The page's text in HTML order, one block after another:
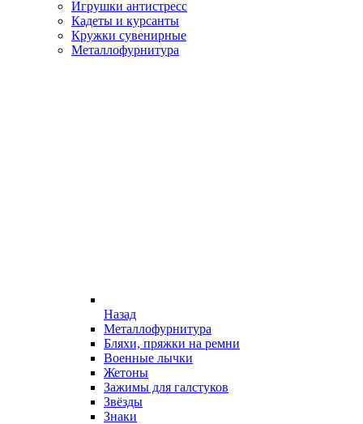
Игрушки антистресс
Кадеты и курсанты
Кружки сувенирные
Металлофурнитура
Назад
Металлофурнитура
Бляхи, пряжки на ремни
Военные лычки
Жетоны
Зажимы для галстуков
Звёзды
Знаки